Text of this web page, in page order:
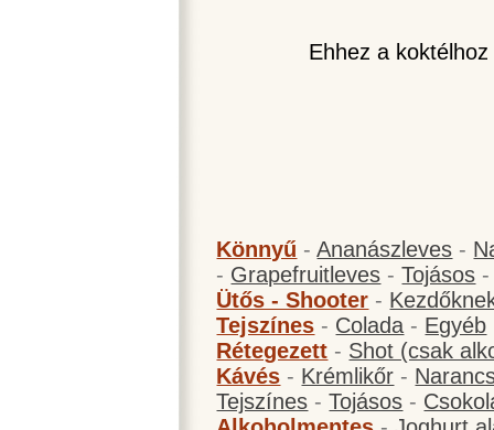
Ehhez a
Könnyű -Ananászleves -
- Grapefruitleves -Tojásos
Ütős - Shooter -
Tejszínes - Colada - Egyéb
Rétegezett - Shot (csak
Kávés - Krémlikőr -
Tejszínes -Tojásos -